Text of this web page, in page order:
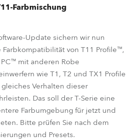
T11 Profile™
T11 PC™
T11 Fresnel™
FORTE®
Spikie+®
Farbmischung
Update sichern wir nun
von T11 Profile™,
mit anderen Robe
wie T1, T2 und TX1 Profile
Verhalten dieser
Das soll der T-Serie eine
Farbumgebung für jetzt und
Bitte prüfen Sie nach dem
und Presets.